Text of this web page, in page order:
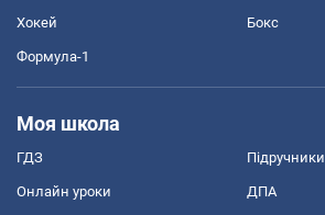
Хокей Бокс
Формула-1
Моя школа
ГДЗ Підручники
Онлайн уроки ДПА